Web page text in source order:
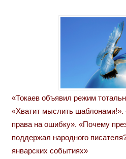
«Токаев объявил режим
«Хватит мыслить шаблонами!».
права на ошибку». «Почему
поддержал народного
январских событиях»